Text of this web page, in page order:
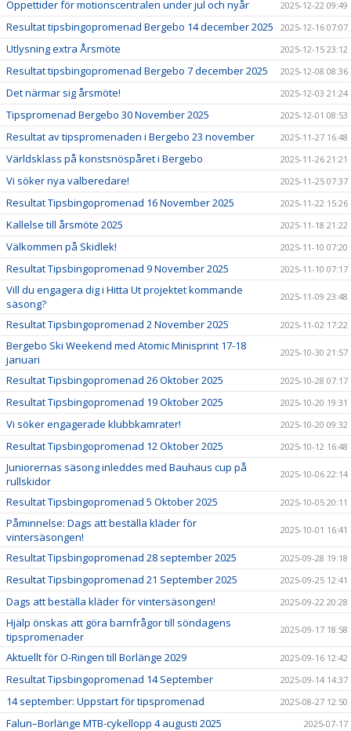
Öppettider för motionscentralen under jul och nyår 2025-12-22 09:49
Resultat tipsbingopromenad Bergebo 14 december 2025 2025-12-16 07:07
Utlysning extra Årsmöte 2025-12-15 23:12
Resultat tipsbingopromenad Bergebo 7 december 2025 2025-12-08 08:36
Det närmar sig årsmöte! 2025-12-03 21:24
Tipspromenad Bergebo 30 November 2025 2025-12-01 08:53
Resultat av tipspromenaden i Bergebo 23 november 2025-11-27 16:48
Världsklass på konstsnöspåret i Bergebo 2025-11-26 21:21
Vi söker nya valberedare! 2025-11-25 07:37
Resultat Tipsbingopromenad 16 November 2025 2025-11-22 15:26
Kallelse till årsmöte 2025 2025-11-18 21:22
Välkommen på Skidlek! 2025-11-10 07:20
Resultat Tipsbingopromenad 9 November 2025 2025-11-10 07:17
Vill du engagera dig i Hitta Ut projektet kommande
säsong?
2025-11-09 23:48
Resultat Tipsbingopromenad 2 November 2025 2025-11-02 17:22
Bergebo Ski Weekend med Atomic Minisprint 17-18
januari
2025-10-30 21:57
Resultat Tipsbingopromenad 26 Oktober 2025 2025-10-28 07:17
Resultat Tipsbingopromenad 19 Oktober 2025 2025-10-20 19:31
Vi söker engagerade klubbkamrater! 2025-10-20 09:32
Resultat Tipsbingopromenad 12 Oktober 2025 2025-10-12 16:48
Juniorernas säsong inleddes med Bauhaus cup på
rullskidor
2025-10-06 22:14
Resultat Tipsbingopromenad 5 Oktober 2025 2025-10-05 20:11
Påminnelse: Dags att beställa kläder för
vintersäsongen!
2025-10-01 16:41
Resultat Tipsbingopromenad 28 september 2025 2025-09-28 19:18
Resultat Tipsbingopromenad 21 September 2025 2025-09-25 12:41
Dags att beställa kläder för vintersäsongen! 2025-09-22 20:28
Hjälp önskas att göra barnfrågor till söndagens
tipspromenader
2025-09-17 18:58
Aktuellt för O-Ringen till Borlänge 2029 2025-09-16 12:42
Resultat Tipsbingopromenad 14 September 2025-09-14 14:37
14 september: Uppstart för tipspromenad 2025-08-27 12:50
Falun–Borlänge MTB-cykellopp 4 augusti 2025 2025-07-17